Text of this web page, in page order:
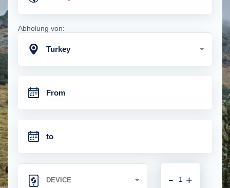
Abholung von:
Turkey
+
-